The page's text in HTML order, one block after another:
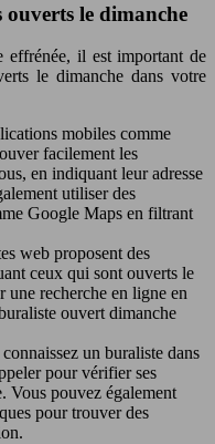
ouverts le dimanche
effrénée, il est important de
le dimanche dans votre
mobiles comme
facilement les
en indiquant leur adresse
utiliser des
Google Maps en filtrant
web proposent des
ceux qui sont ouverts le
une recherche en ligne en
ouvert dimanche
un buraliste dans
pour vérifier ses
Vous pouvez également
pour trouver des